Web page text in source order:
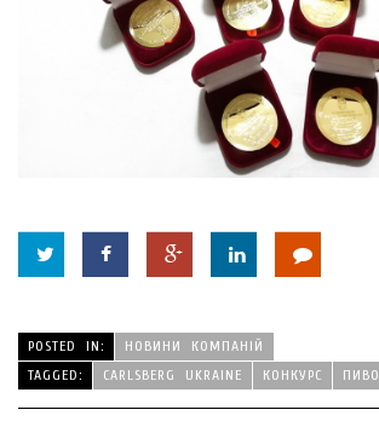
POSTED IN:
НОВИНИ КОМПАНІЙ
TAGGED:
CARLSBERG UKRAINE КОНКУРС ПИВО